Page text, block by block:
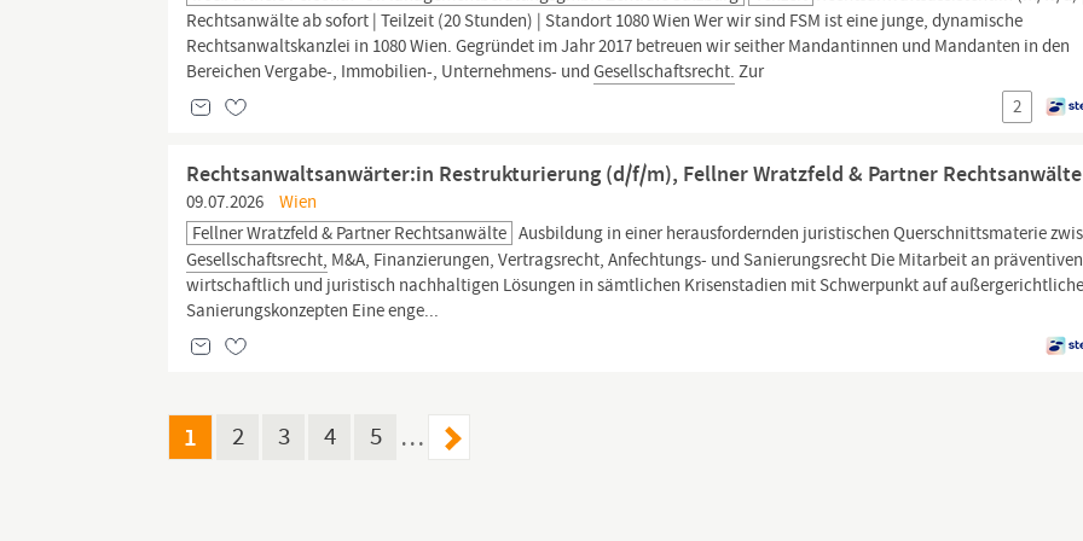
Rechtsanwälte ab sofort | Teilzeit (20 Stunden) | Standort 1080 Wien Wer wir sind FSM ist eine junge, dynamische
Rechtsanwaltskanzlei in 1080 Wien. Gegründet im Jahr 2017 betreuen wir seither Mandantinnen und Mandanten in den
Bereichen Vergabe-, Immobilien-, Unternehmens- undGesellschaftsrecht. Zur
2
Rechtsanwaltsanwärter:in Restrukturierung (d/f/m), Fellner Wratzfeld & Partner Rechtsanwälte
09.07.2026
Wien
Fellner Wratzfeld & Partner Rechtsanwälte Ausbildung in einer herausfordernden juristischen Querschnittsmaterie
Gesellschaftsrecht, M&A, Finanzierungen, Vertragsrecht, Anfechtungs- und Sanierungsrecht Die Mitarbeit an
wirtschaftlich und juristisch nachhaltigen Lösungen in sämtlichen Krisenstadien mit Schwerpunkt auf
Sanierungskonzepten Eine enge...
1 2 3 4 5 …